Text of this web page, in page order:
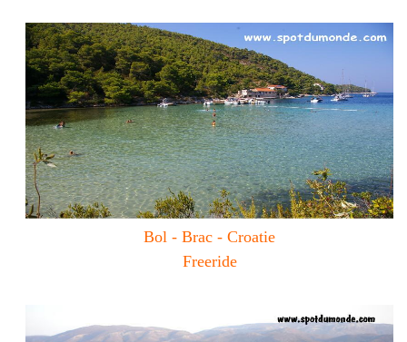
Bol - Brac - Croatie
Freeride